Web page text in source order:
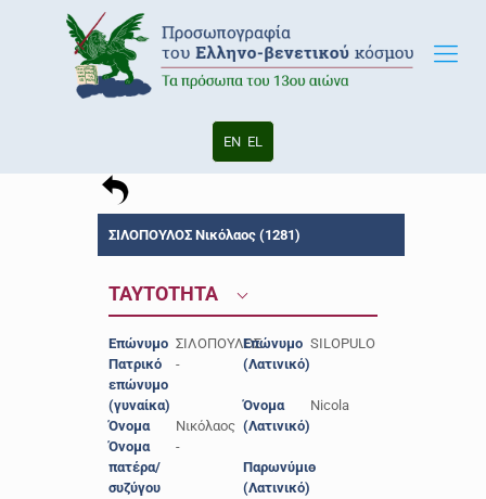
EN EL
ΣΙΛΟΠΟΥΛΟΣ Νικόλαος (1281)
ΤΑΥΤΟΤΗΤΑ
Επώνυμο ΣΙΛΟΠΟΥΛΟΣ
Πατρικό
επώνυμο
(γυναίκα)
-
Όνομα
Νικόλαος
Όνομα
πατέρα/
συζύγου
-
Επώνυμο
(Λατινικό)
SILOPULO
Όνομα
(Λατινικό)
Nicola
Παρωνύμιο
(Λατινικό)
-